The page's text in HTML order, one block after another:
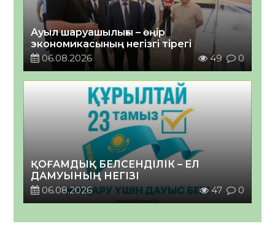
Ауыл шаруашылығы – өңір
экономикасының негізгі тірегі
06.08.2026
49 0
ҚОҒАМДЫҚ БЕЛСЕНДІЛІК – ЕЛ
ДАМУЫНЫҢ НЕГІЗІ
06.08.2026
47 0